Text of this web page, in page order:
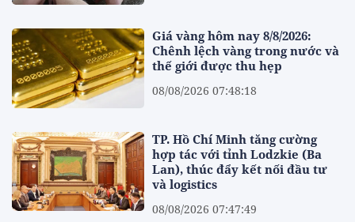
Giá vàng hôm nay 8/8/2026:
Chênh lệch vàng trong nước và
thế giới được thu hẹp
08/08/2026 07:48:18
TP. Hồ Chí Minh tăng cường
hợp tác với tỉnh Lodzkie (Ba
Lan), thúc đẩy kết nối đầu tư
và logistics
08/08/2026 07:47:49